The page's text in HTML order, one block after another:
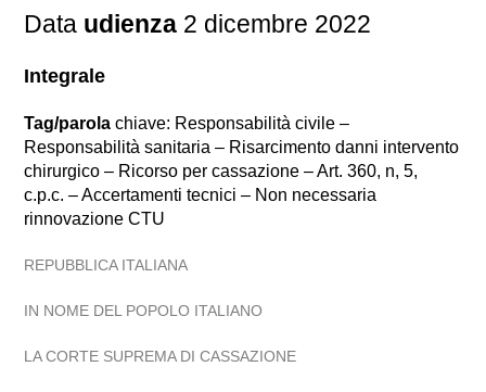
Data udienza 2 dicembre 2022
Integrale
Tag/parola chiave: Responsabilità civile –
Responsabilità sanitaria – Risarcimento danni intervento
chirurgico – Ricorso per cassazione – Art. 360, n, 5,
c.p.c. – Accertamenti tecnici – Non necessaria
rinnovazione CTU
REPUBBLICA ITALIANA
IN NOME DEL POPOLO ITALIANO
LA CORTE SUPREMA DI CASSAZIONE